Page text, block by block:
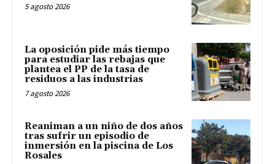
5 agosto 2026
La oposición pide más tiempo
para estudiar las rebajas que
plantea el PP de la tasa de
residuos a las industrias
7 agosto 2026
Reaniman a un niño de dos años
tras sufrir un episodio de
inmersión en la piscina de Los
Rosales